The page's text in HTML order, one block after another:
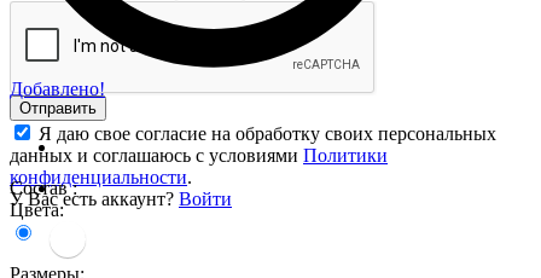
Добавлено!
Состав :
Цвета:
Размеры:
Отправить
Я даю свое согласие на обработку своих персональных
данных и соглашаюсь с условиями Политики
конфиденциальности.
У Вас есть аккаунт? Войти